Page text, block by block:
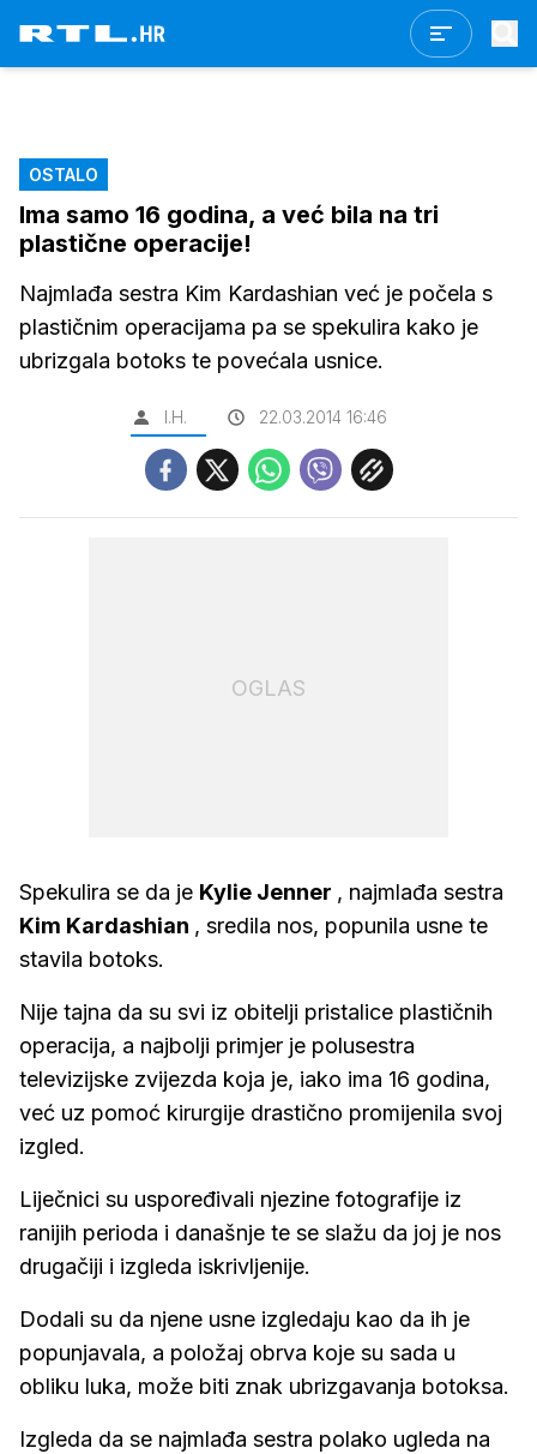
OSTALO
Ima samo 16 godina, a već bila na tri
plastične operacije!
Najmlađa sestra Kim Kardashian već je počela s
plastičnim operacijama pa se spekulira kako je
ubrizgala botoks te povećala usnice.
I.H. 22.03.2014 16:46
OGLAS
Spekulira se da je Kylie Jenner , najmlađa sestra
Kim Kardashian , sredila nos, popunila usne te
stavila botoks.
Nije tajna da su svi iz obitelji pristalice plastičnih
operacija, a najbolji primjer je polusestra
televizijske zvijezda koja je, iako ima 16 godina,
već uz pomoć kirurgije drastično promijenila svoj
izgled.
Liječnici su uspoređivali njezine fotografije iz
ranijih perioda i današnje te se slažu da joj je nos
drugačiji i izgleda iskrivljenije.
Dodali su da njene usne izgledaju kao da ih je
popunjavala, a položaj obrva koje su sada u
obliku luka, može biti znak ubrizgavanja botoksa.
Izgleda da se najmlađa sestra polako ugleda na